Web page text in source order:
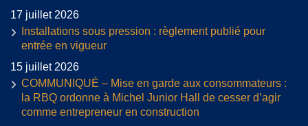
17 juillet 2026
Installations sous pression : règlement publié pour
entrée en vigueur
15 juillet 2026
COMMUNIQUÉ – Mise en garde aux consommateurs :
la RBQ ordonne à Michel Junior Hall de cesser d’agir
comme entrepreneur en construction